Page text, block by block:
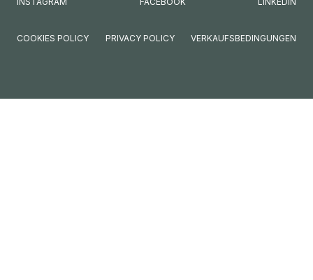
COOKIES POLICY PRIVACY POLICY VERKAUFSBEDINGUNGEN